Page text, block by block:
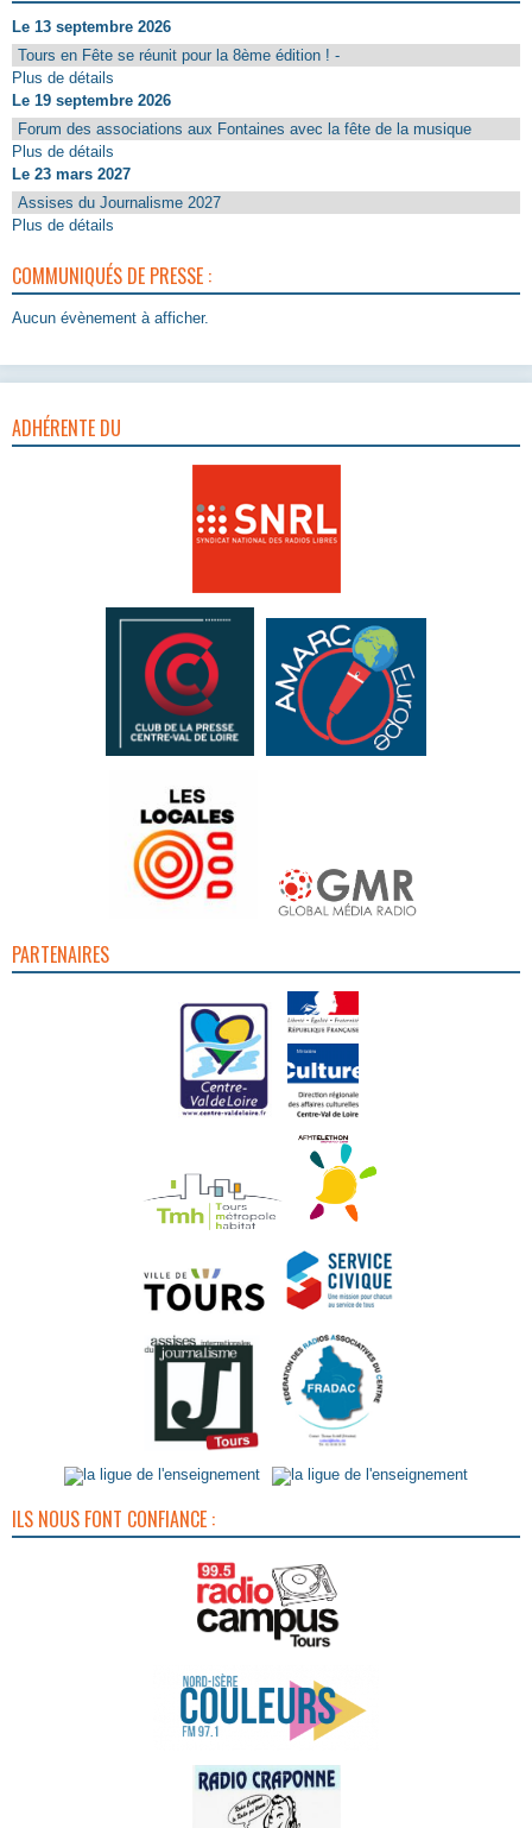
Le 13 septembre 2026
Tours en Fête se réunit pour la 8ème édition ! -
Plus de détails
Le 19 septembre 2026
Forum des associations aux Fontaines avec la fête de la musique
Plus de détails
Le 23 mars 2027
Assises du Journalisme 2027
Plus de détails
COMMUNIQUÉS DE PRESSE :
Aucun évènement à afficher.
ADHÉRENTE DU
PARTENAIRES
ILS NOUS FONT CONFIANCE :